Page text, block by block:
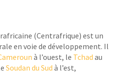
(Centrafrique) est un
en voie de développement. Il
à l’ouest, le Tchad au
Soudan du Sud à l’est,